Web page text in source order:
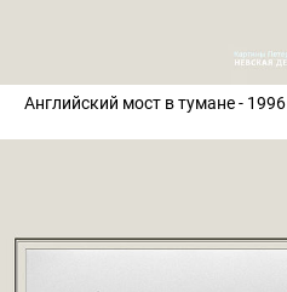
Английский мост в тумане - 1996